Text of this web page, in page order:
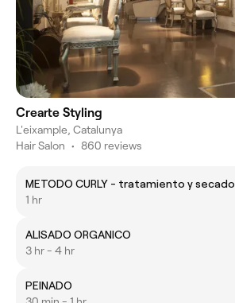
Crearte Styling
L'eixample, Catalunya
Hair Salon • 860 reviews
METODO CURLY - tratamiento y secado
1 hr
ALISADO ORGANICO
3 hr - 4 hr
PEINADO